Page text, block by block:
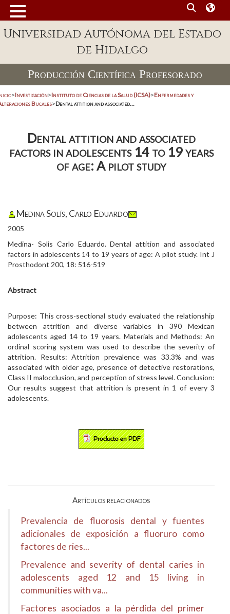
Universidad Autónoma del Estado
de Hidalgo
Producción Científica Profesorado
>Investigación>Instituto de Ciencias de la Salud (ICSA)>Enfermedades y
Bucales>Dental attition and associated...
Dental attition and associated
factors in adolescents 14 to 19 years
of age: A pilot study
Medina Solís, Carlo Eduardo
2005
Medina- Solis Carlo Eduardo. Dental attition and associated
factors in adolescents 14 to 19 years of age: A pilot study. Int J
Prosthodont 200, 18: 516-519
Abstract
Purpose: This cross-sectional study evaluated the relationship
between attrition and diverse variables in 390 Mexican
adolescents aged 14 to 19 years. Materials and Methods: An
ordinal scoring system was used to describe the severity of
attrition. Results: Attrition prevalence was 33.3% and was
associated with older age, presence of detective restorations,
Class II malocclusion, and perception of stress level. Conclusion:
Our results suggest that attrition is present in 1 of every 3
adolescents.
Artículos relacionados
Prevalencia de fluorosis dental y fuentes
adicionales de exposición a fluoruro como
factores de ries...
Prevalence and severity of dental caries in
adolescents aged 12 and 15 living in
communities with va...
Factores asociados a la pérdida del primer